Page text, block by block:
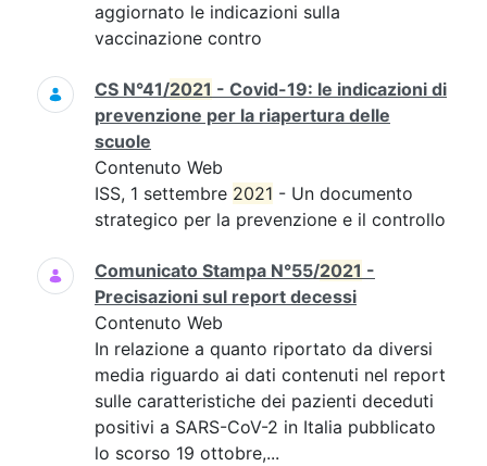
aggiornato le indicazioni sulla
vaccinazione contro
CS N°41/2021 - Covid-19: le indicazioni di
prevenzione per la riapertura delle
scuole
Contenuto Web
ISS, 1 settembre 2021 - Un documento
strategico per la prevenzione e il controllo
Comunicato Stampa N°55/2021 -
Precisazioni sul report decessi
Contenuto Web
In relazione a quanto riportato da diversi
media riguardo ai dati contenuti nel report
sulle caratteristiche dei pazienti deceduti
positivi a SARS-CoV-2 in Italia pubblicato
lo scorso 19 ottobre,...